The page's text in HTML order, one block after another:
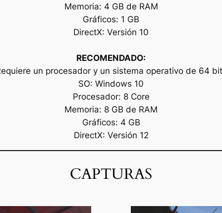
Memoria: 4 GB de RAM
Gráficos: 1 GB
DirectX: Versión 10
RECOMENDADO:
un procesador y un sistema operativo de 64
SO: Windows 10
Procesador: 8 Core
Memoria: 8 GB de RAM
Gráficos: 4 GB
DirectX: Versión 12
CAPTURAS